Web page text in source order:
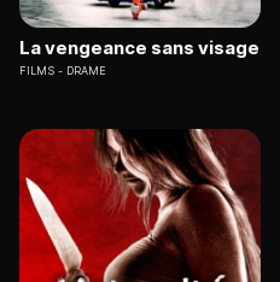
La vengeance sans visage
FILMS DRAME